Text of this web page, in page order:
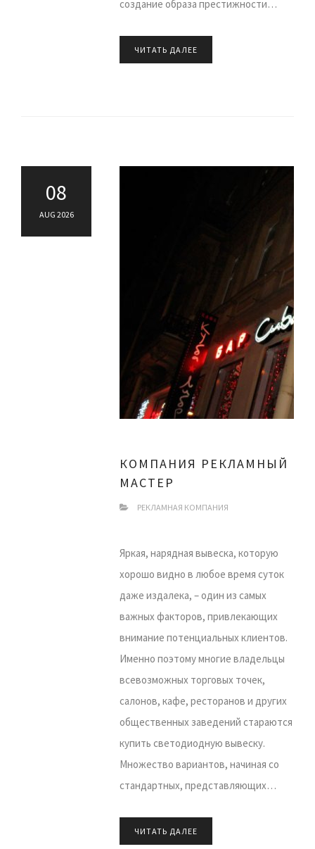
создание образа престижности…
ЧИТАТЬ ДАЛЕЕ
08
AUG 2026
КОМПАНИЯ РЕКЛАМНЫЙ
МАСТЕР
РЕКЛАМНАЯ КОМПАНИЯ
Яркая, нарядная вывеска, которую
хорошо видно в любое время суток
даже издалека, – один из самых
важных факторов, привлекающих
внимание потенциальных клиентов.
Именно поэтому многие владельцы
всевозможных торговых точек,
салонов, кафе, ресторанов и других
общественных заведений стараются
купить светодиодную вывеску.
Множество вариантов, начиная со
стандартных, представляющих…
ЧИТАТЬ ДАЛЕЕ